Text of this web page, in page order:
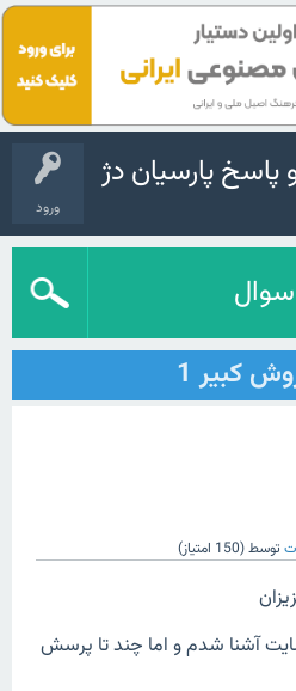
ورود
پارسیان دژ
کبیر 1
توسط(
150 امتیاز)
آشنا شدم و اما چند تا پرسش